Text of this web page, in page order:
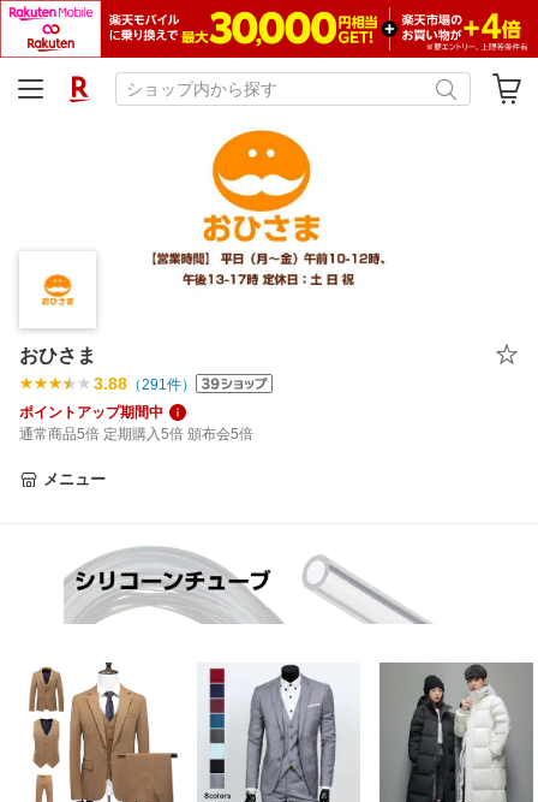
おひさま
3.88 （291件）
ポイントアップ期間中
通常商品5倍 定期購入5倍 頒布会5倍
メニュー